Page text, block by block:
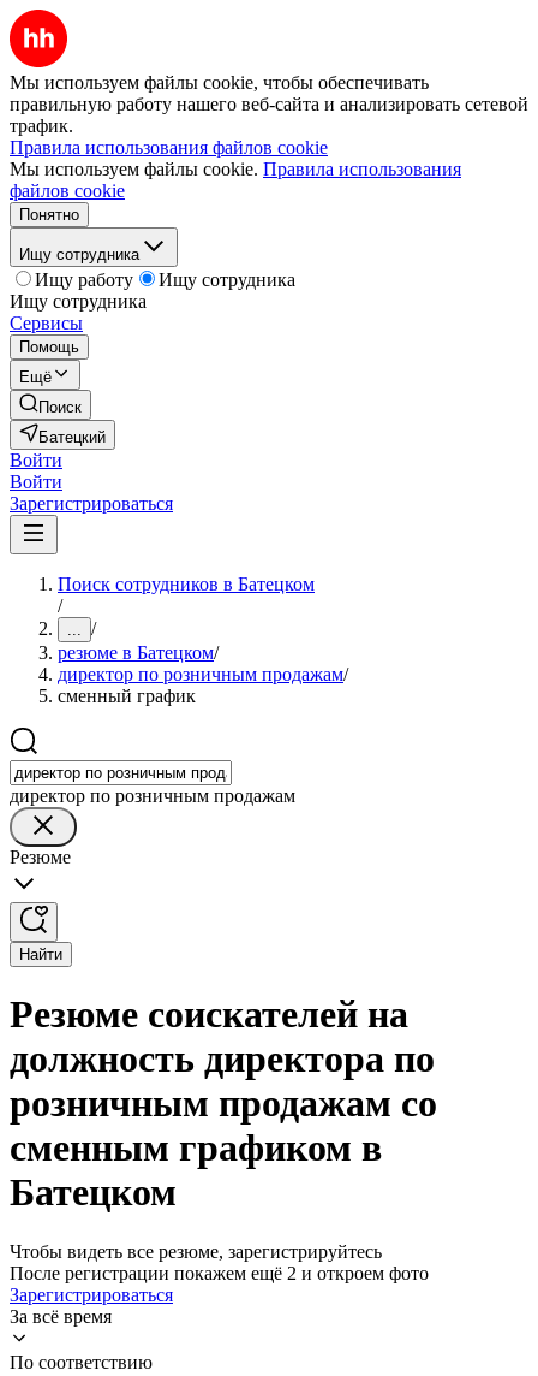
Мы используем файлы cookie, чтобы обеспечивать
правильную работу нашего веб-сайта и анализировать сетевой
трафик.
Правила использования файлов cookie
Мы используем файлы cookie. Правила использования
файлов cookie
Понятно
Ищу сотрудника
Ищу работу
Ищу сотрудника
Ищу сотрудника
Сервисы
Помощь
Ещё
Поиск
Батецкий
Войти
Войти
Зарегистрироваться
Поиск сотрудников в Батецком
/
... /
резюме в Батецком/
директор по розничным продажам/
сменный график
директор по розничным продажам
Резюме
Найти
Резюме соискателей на
должность директора по
розничным продажам со
сменным графиком в
Батецком
Чтобы видеть все резюме, зарегистрируйтесь
После регистрации покажем ещё 2 и откроем фото
Зарегистрироваться
За всё время
По соответствию